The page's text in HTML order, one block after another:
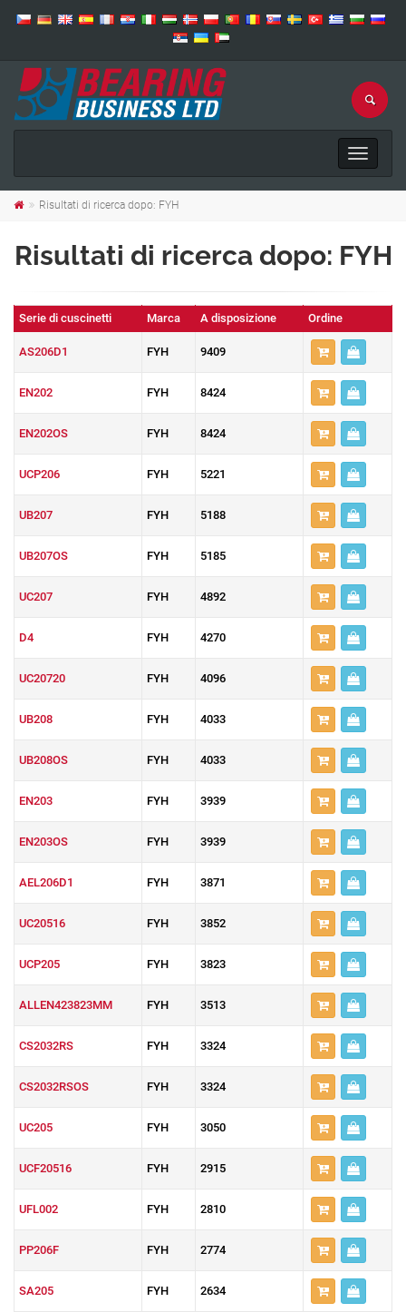
Toggle
Risultati di ricerca dopo: FYH
Risultati di ricerca dopo: FYH
Serie di cuscinetti Marca A disposizione Ordine
AS206D1 FYH 9409
EN202 FYH 8424
EN202OS FYH 8424
UCP206 FYH 5221
UB207 FYH 5188
UB207OS FYH 5185
UC207 FYH 4892
D4 FYH 4270
UC20720 FYH 4096
UB208 FYH 4033
UB208OS FYH 4033
EN203 FYH 3939
EN203OS FYH 3939
AEL206D1 FYH 3871
UC20516 FYH 3852
UCP205 FYH 3823
ALLEN423823MM FYH 3513
CS2032RS FYH 3324
CS2032RSOS FYH 3324
UC205 FYH 3050
UCF20516 FYH 2915
UFL002 FYH 2810
PP206F FYH 2774
SA205 FYH 2634